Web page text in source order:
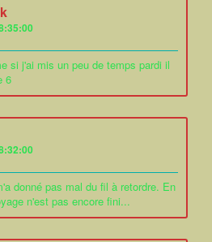
si j'ai mis un peu de temps pardi il
6
donné pas mal du fil à retordre. En
n'est pas encore fini...